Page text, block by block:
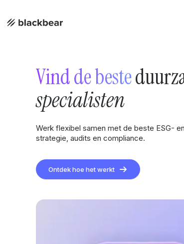
Vind de beste
specialisten
Werk flexibel samen met de beste ESG-
strategie, audits en compliance.
Ontdek hoe het werkt